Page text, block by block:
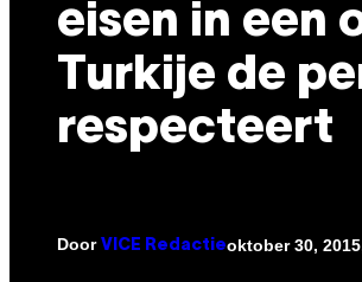
eisen in een
Turkije de
respecteert
Door VICE Redactieoktober 30,